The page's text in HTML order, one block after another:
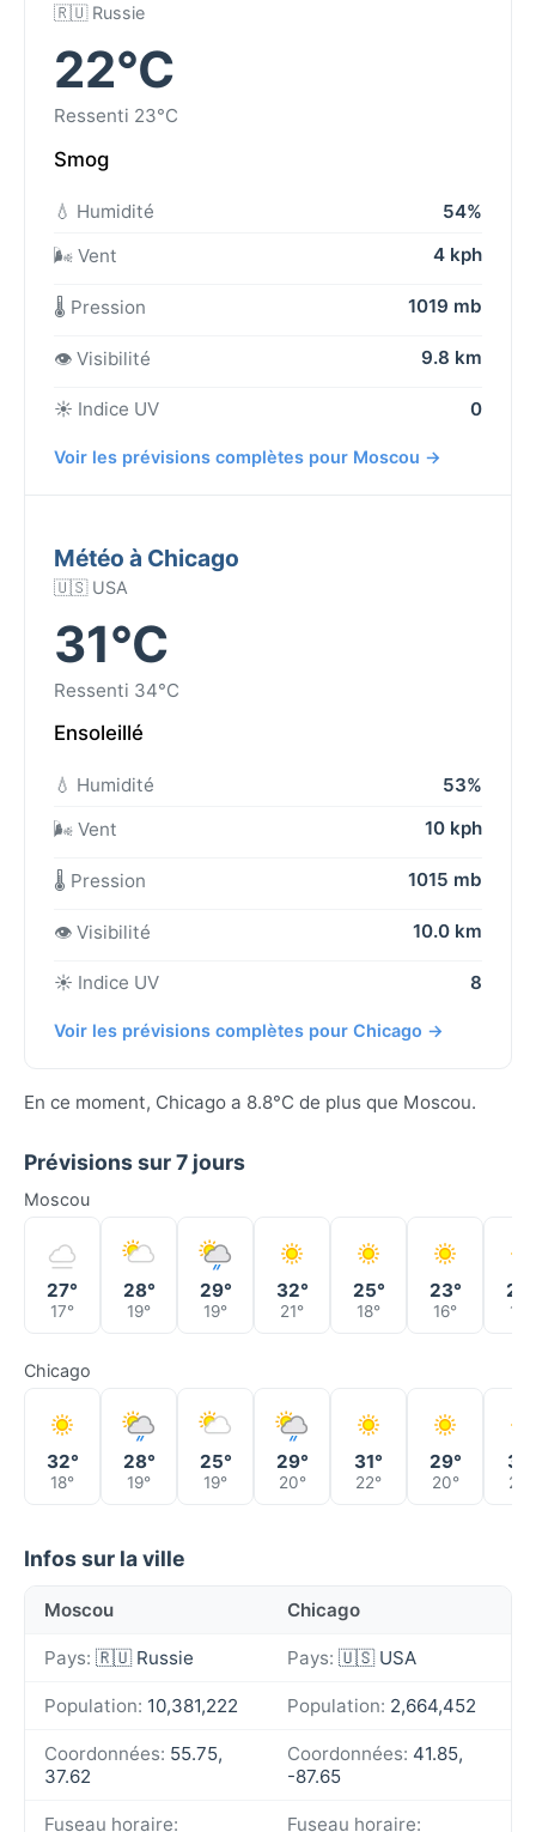
🇷🇺 Russie
22°C
Ressenti 23°C
Smog
💧 Humidité
54%
🌬️ Vent
4 kph
🌡️ Pression 1019 mb
👁️ Visibilité 9.8 km
☀️ Indice UV 0
Voir les prévisions complètes pour Moscou →
Météo à Chicago
🇺🇸 USA
31°C
Ressenti 34°C
Ensoleillé
💧 Humidité
53%
🌬️ Vent
10 kph
🌡️ Pression 1015 mb
👁️ Visibilité 10.0 km
☀️ Indice UV 8
Voir les prévisions complètes pour Chicago →
En ce moment, Chicago a 8.8°C de plus que Moscou.
Prévisions sur 7 jours
Moscou
27°
17°
28°
19°
29°
19°
32°
21°
25°
18°
23°
16° 16°
Chicago
32°
18°
28°
19°
25°
19°
29°
20°
31°
22°
29°
20°
31°
23°
Infos sur la ville
Moscou Chicago
Pays: 🇷🇺 Russie Pays: 🇺🇸 USA
Population: 10,381,222 Population: 2,664,452
Coordonnées: 55.75,
37.62
Coordonnées: 41.85,
-87.65
Fuseau horaire: Fuseau horaire: